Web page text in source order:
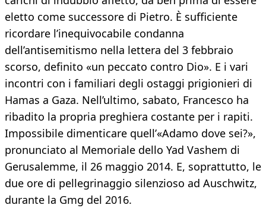
eletto come successore di Pietro. È sufficiente
ricordare l’inequivocabile condanna
dell’antisemitismo nella lettera del 3 febbraio
scorso, definito «un peccato contro Dio». E i vari
incontri con i familiari degli ostaggi prigionieri di
Hamas a Gaza. Nell’ultimo, sabato, Francesco ha
ribadito la propria preghiera costante per i rapiti.
Impossibile dimenticare quell’«Adamo dove sei?»,
pronunciato al Memoriale dello Yad Vashem di
Gerusalemme, il 26 maggio 2014. E, soprattutto, le
due ore di pellegrinaggio silenzioso ad Auschwitz,
durante la Gmg del 2016.